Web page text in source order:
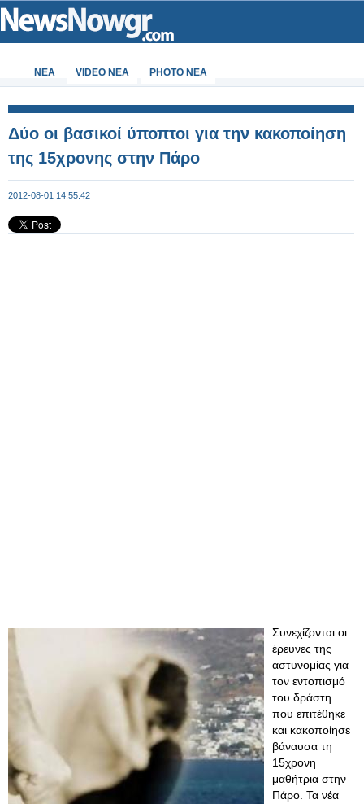
ΝΕΑ VIDEO NEA PHOTO NEA
Δύο οι βασικοί ύποπτοι για την κακοποίηση
της 15χρονης στην Πάρο
2012-08-01 14:55:42
Συνεχίζονται οι
έρευνες της
αστυνομίας για
τον εντοπισμό
του δράστη
που επιτέθηκε
και κακοποίησε
βάναυσα τη
15χρονη
μαθήτρια στην
Πάρο. Τα νέα